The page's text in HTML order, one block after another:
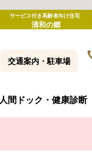
サービス付き高齢者向け住宅
清和の郷
交通案内・駐車場
人間ドック・健康診断